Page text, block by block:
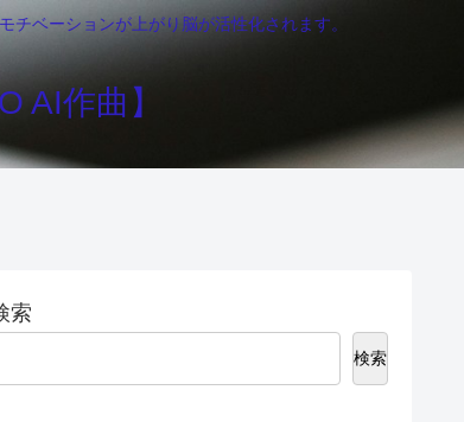
ベーションが上がり脳が活性化されます。
AI作曲】
索
検索